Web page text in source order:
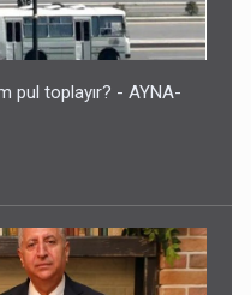
pul toplayır? - AYNA-